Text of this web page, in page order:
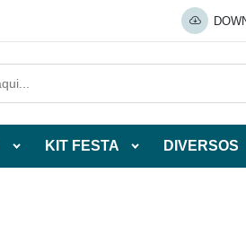
KIT FESTA DIVERSOS